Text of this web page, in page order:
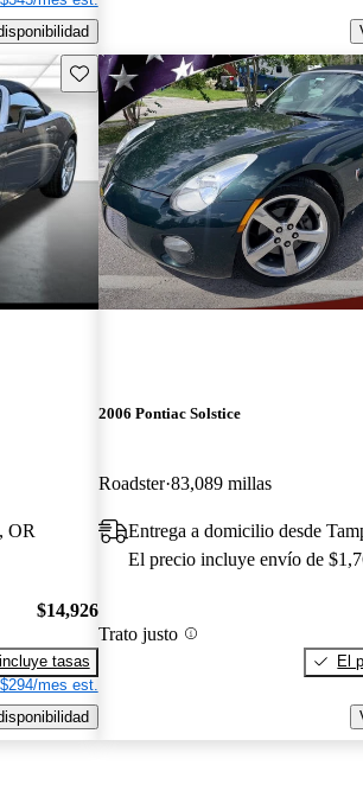
Guarda este Aviso
OR
$14,926
tasas
$294/mes est.
2006 Pontiac Solstice
Roadster 83,089 millas
Entrega a domicilio desde
El precio incluye envío de
Trato justo
El